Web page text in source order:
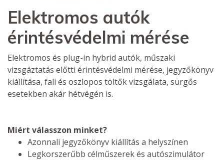
Elektromos autók
érintésvédelmi mérése
Elektromos és plug-in hybrid autók, műszaki
vizsgáztatás előtti érintésvédelmi mérése, jegyzőkönyv
kiállítása, fali és oszlopos töltők vizsgálata, sürgős
esetekben akár hétvégén is.
Miért válasszon minket?
Azonnali jegyzőkönyv kiállítás a helyszínen
Legkorszerűbb célműszerek és autószimulátor